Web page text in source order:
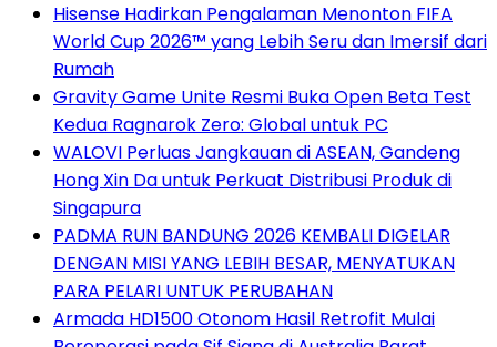
Hisense Hadirkan Pengalaman Menonton FIFA
World Cup 2026™ yang Lebih Seru dan Imersif dari
Rumah
Gravity Game Unite Resmi Buka Open Beta Test
Kedua Ragnarok Zero: Global untuk PC
WALOVI Perluas Jangkauan di ASEAN, Gandeng
Hong Xin Da untuk Perkuat Distribusi Produk di
Singapura
PADMA RUN BANDUNG 2026 KEMBALI DIGELAR
DENGAN MISI YANG LEBIH BESAR, MENYATUKAN
PARA PELARI UNTUK PERUBAHAN
Armada HD1500 Otonom Hasil Retrofit Mulai